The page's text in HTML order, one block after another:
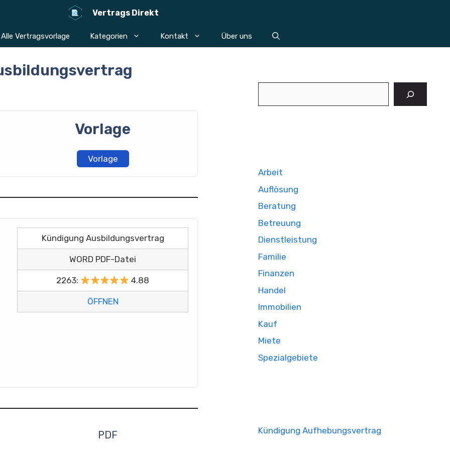
Vertrags Direkt
Alle Vertragsvorlage Kategorien Kontakt Über uns
Vorlage
Vorlage
Kündigung Ausbildungsvertrag
WORD PDF-Datei
2263: 4.88
ÖFFNEN
PDF
Arbeit
Auflösung
Beratung
Betreuung
Dienstleistung
Familie
Finanzen
Handel
Immobilien
Kauf
Miete
Spezialgebiete
Kündigung Aufhebungsvertrag